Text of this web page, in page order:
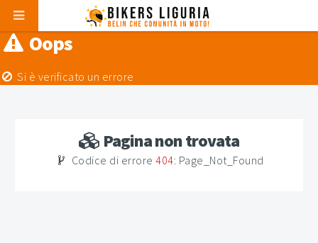
Oops
Si è verificato un errore
Pagina non trovata
Codice di errore404: Page_Not_Found